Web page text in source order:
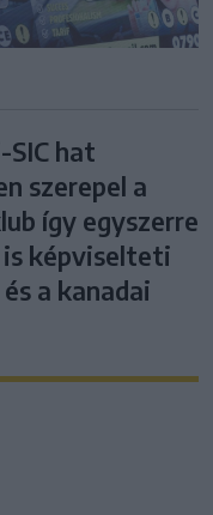
SIC hat
szerepel a
így egyszerre
is képviselteti
a kanadai